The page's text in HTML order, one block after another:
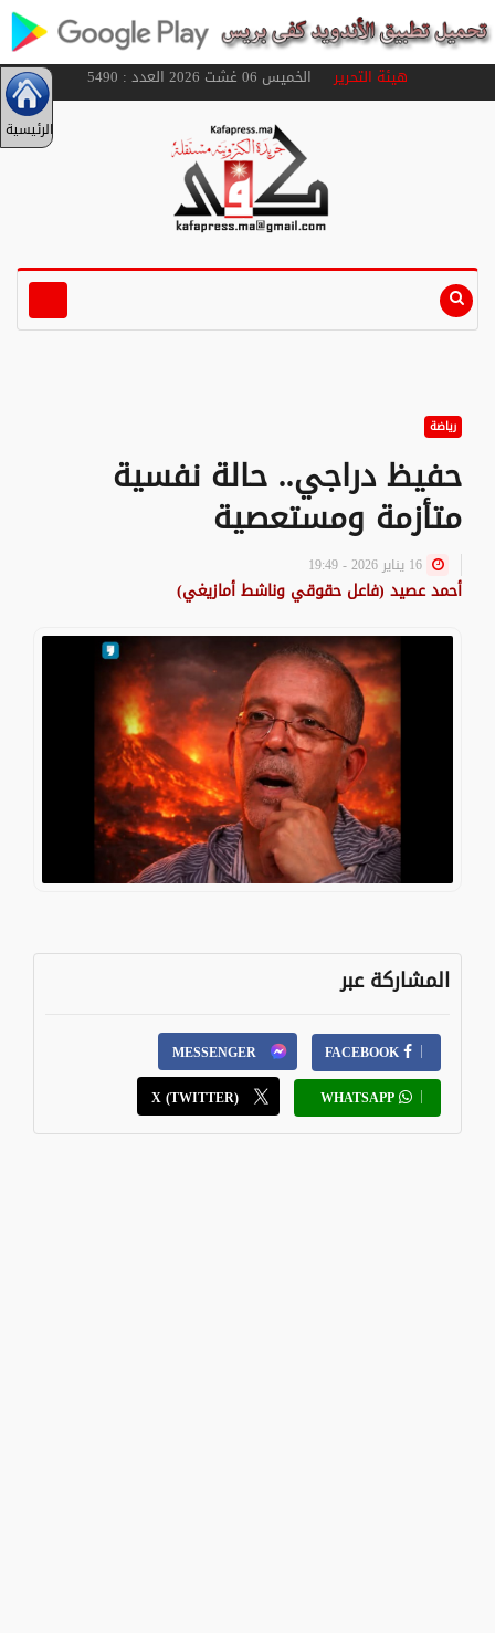
هيئة التحريرالخميس 06 غشت 2026 العدد : 5490
الرئيسية
رياضة
حفيظ دراجي.. حالة نفسية
متأزمة ومستعصية
أحمد عصيد (فاعل حقوقي وناشط أمازيغي)
المشاركة عبر
FACEBOOK
MESSENGER
WHATSAPP
X (TWITTER)